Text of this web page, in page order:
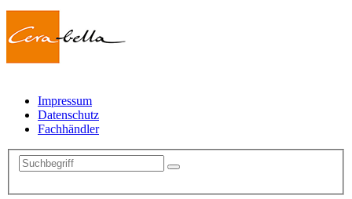
Impressum
Datenschutz
Fachhändler